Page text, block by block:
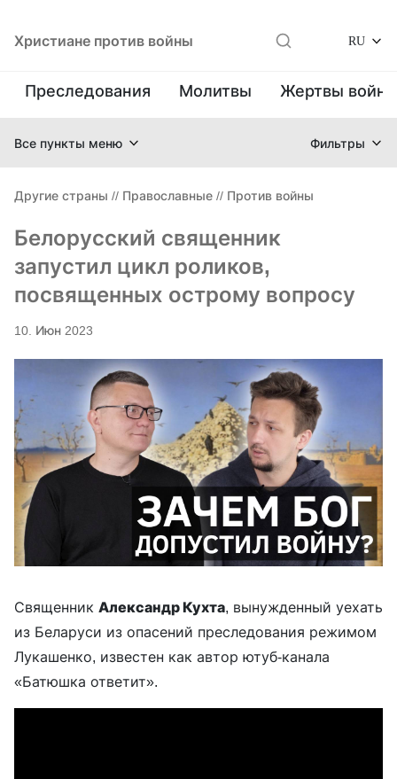
Христиане против войны RU
Преследования Молитвы Жертвы
Все пункты меню Фильтры
Другие страны // Православные // Против войны
Белорусский священник
запустил цикл роликов,
посвященных острому вопросу
10. Июн 2023
Священник Александр Кухта, вынужденный уехать
из Беларуси из опасений преследования режимом
Лукашенко, известен как автор ютуб-канала
«Батюшка ответит».